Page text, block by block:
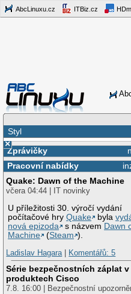
AbcLinuxu.cz ITBiz.cz
Styl
×
Zprávičky
Pracovní nabídky
Quake: Dawn of the Machine
včera 04:44 | IT novinky
U příležitosti 30. výročí vydání
počítačové hryQuake byla
nová epizoda
s názvem Dawn
Machine
(Steam ).
Ladislav Hagara| Komentářů: 5
Série bezpečnostních záplat v
produktech Cisco
7.8. 16:00 | Bezpečnostní